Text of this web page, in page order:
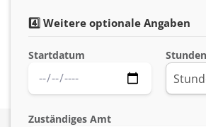
4️⃣ Weitere optionale Angaben
Startdatum
Zuständiges Amt